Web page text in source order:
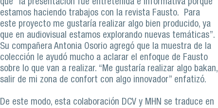
que “la presentación fue entretenida e informativa porque
estamos haciendo trabajos con la revista Fausto. Para
este proyecto me gustaría realizar algo bien producido, ya
que en audiovisual estamos explorando nuevas temáticas”.
Su compañera Antonia Osorio agregó que la muestra de la
colección le ayudó mucho a aclarar el enfoque de Fausto
sobre lo que van a realizar. “Me gustaría realizar algo bakan,
salir de mi zona de confort con algo innovador” enfatizó.
De este modo, esta colaboración DCV y MHN se traduce en